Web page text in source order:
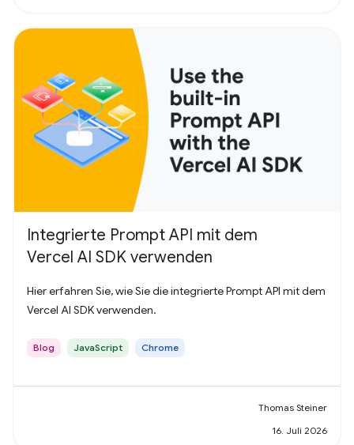
Integrierte Prompt API mit dem
Vercel AI SDK verwenden
Hier erfahren Sie, wie Sie die integrierte Prompt API mit dem
Vercel AI SDK verwenden.
Blog JavaScript Chrome
Thomas Steiner
16. Juli 2026